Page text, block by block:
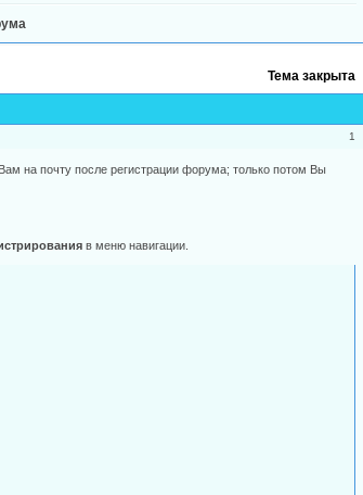
Тема закрыта
1
на почту после регистрации форума; только потом Вы
в меню навигации.